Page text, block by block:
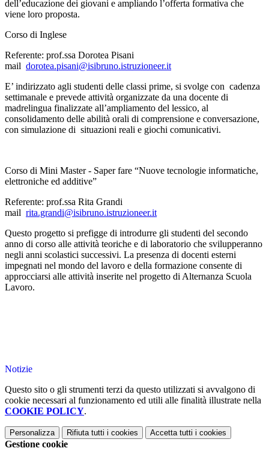
dell’educazione dei giovani e ampliando l’offerta formativa che
viene loro proposta.
Corso di Inglese
Referente: prof.ssa Dorotea Pisani
mail dorotea.pisani@isibruno.istruzioneer.it
E’ indirizzato agli studenti delle classi prime, si svolge con cadenza
settimanale e prevede attività organizzate da una docente di
madrelingua finalizzate all’ampliamento del lessico, al
consolidamento delle abilità orali di comprensione e conversazione,
con simulazione di situazioni reali e giochi comunicativi.
Corso di Mini Master - Saper fare “Nuove tecnologie informatiche,
elettroniche ed additive”
Referente: prof.ssa Rita Grandi
mail rita.grandi@isibruno.istruzioneer.it
Questo progetto si prefigge di introdurre gli studenti del secondo
anno di corso alle attività teoriche e di laboratorio che svilupperanno
negli anni scolastici successivi. La presenza di docenti esterni
impegnati nel mondo del lavoro e della formazione consente di
approcciarsi alle attività inserite nel progetto di Alternanza Scuola
Lavoro.
Notizie
Questo sito o gli strumenti terzi da questo utilizzati si avvalgono di
cookie necessari al funzionamento ed utili alle finalità illustrate nella
COOKIE POLICY.
Personalizza Rifiuta tutti i cookies Accetta tutti i cookies
Gestione cookie